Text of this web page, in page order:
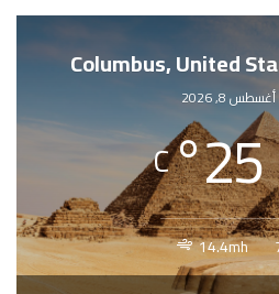
Columbus, United
8, 2026
25
°
C
14.4mh